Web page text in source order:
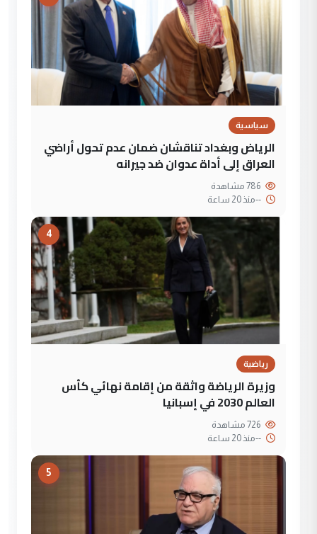
سياسية
الرياض وبغداد تناقشان ضمان عدم تحول أراضي
العراق إلى أداة عدوان ضد جيرانه
--منذ 20 ساعة
4
رياضية
وزيرة الرياضة واثقة من إقامة نهائي كأس
العالم 2030 في إسبانيا
--منذ 20 ساعة
5